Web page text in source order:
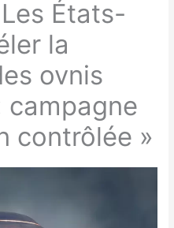
États-
la
ovnis
campagne
contrôlée »